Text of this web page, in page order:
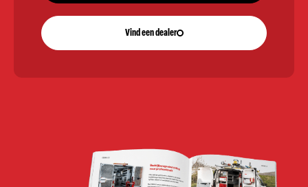
Vind een dealer